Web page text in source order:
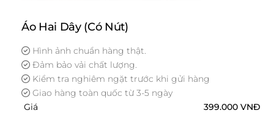
Áo Hai Dây (Có Nút)
Hình ảnh chuẩn hàng thật.
Đảm bảo vải chất lượng.
Kiểm tra nghiêm ngặt trước khi gửi hàng
Giao hàng toàn quốc từ 3-5 ngày
Giá
399.000 VNĐ